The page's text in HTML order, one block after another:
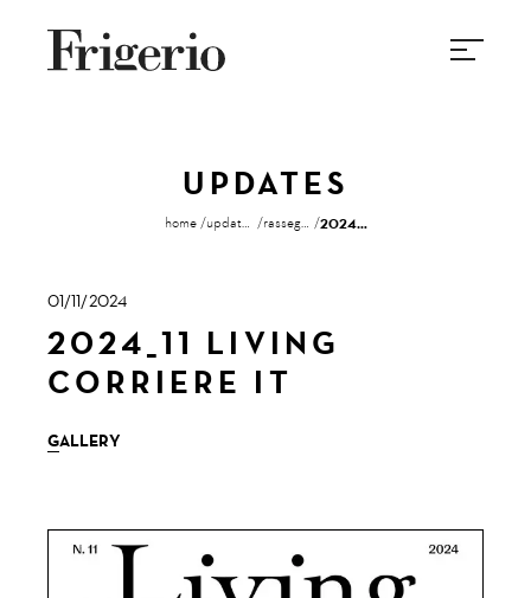
UPDATES
home updates rassegna stampa 2024_11 living corriere it
01/11/2024
2024_11 LIVING
CORRIERE IT
GALLERY